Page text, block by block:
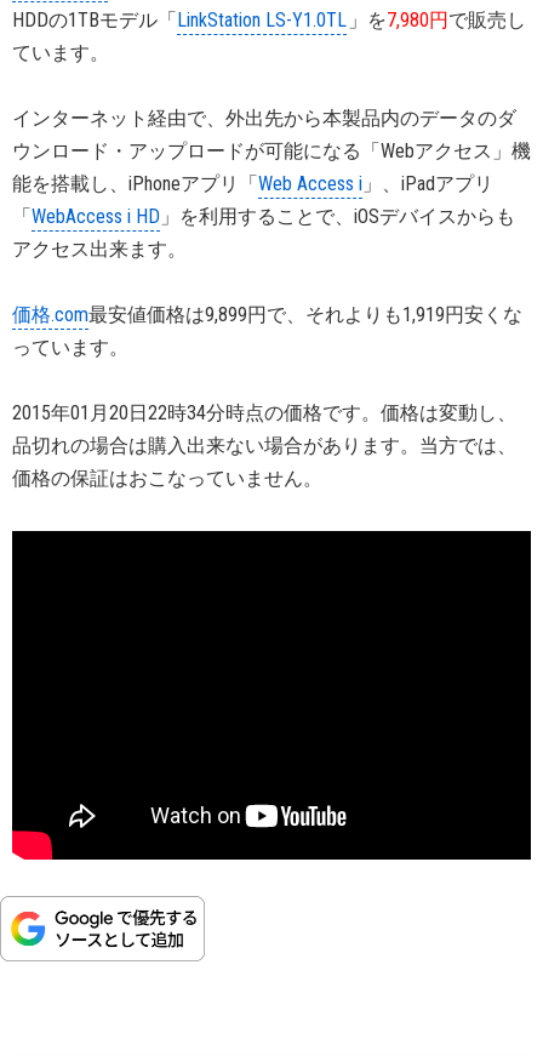
HDDの1TBモデル「LinkStation LS-Y1.0TL 」を7,980円で販売し
ています。
インターネット経由で、外出先から本製品内のデータのダ
ウンロード・アップロードが可能になる「Webアクセス」機
能を搭載し、iPhoneアプリ「Web Access i 」、iPadアプリ
「WebAccess i HD 」を利用することで、iOSデバイスからも
アクセス出来ます。
価格.com最安値価格は9,899円で、それよりも1,919円安くな
っています。
2015年01月20日22時34分時点の価格です。価格は変動し、
品切れの場合は購入出来ない場合があります。当方では、
価格の保証はおこなっていません。